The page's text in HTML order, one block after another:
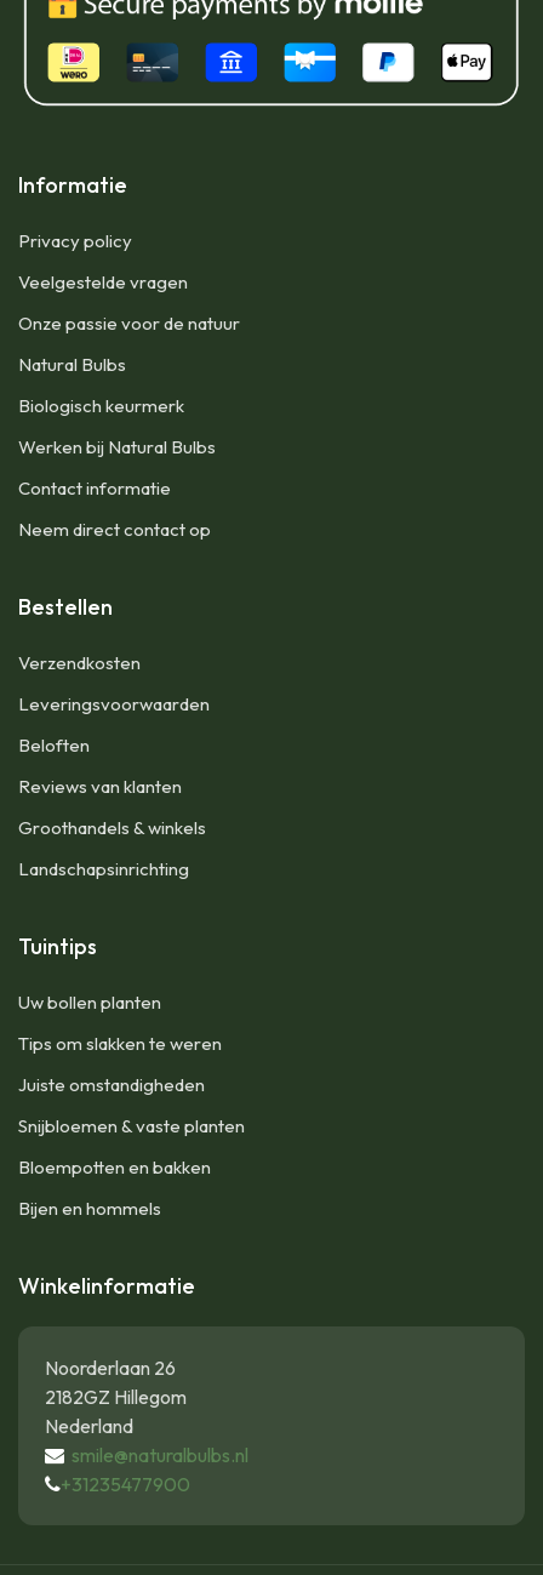
Informatie
Privacy policy
Veelgestelde vragen
Onze passie voor de natuur
Natural Bulbs
Biologisch keurmerk
Werken bij Natural Bulbs
Contact informatie
Neem direct contact op
Bestellen
Verzendkosten
Leveringsvoorwaarden
Beloften
Reviews van klanten
Groothandels & winkels
Landschapsinrichting
Tuintips
Uw bollen planten
Tips om slakken te weren
Juiste omstandigheden
Snijbloemen & vaste planten
Bloempotten en bakken
Bijen en hommels
Winkelinformatie
Noorderlaan 26
2182GZ Hillegom
Nederland
smile@naturalbulbs.nl
+31235477900